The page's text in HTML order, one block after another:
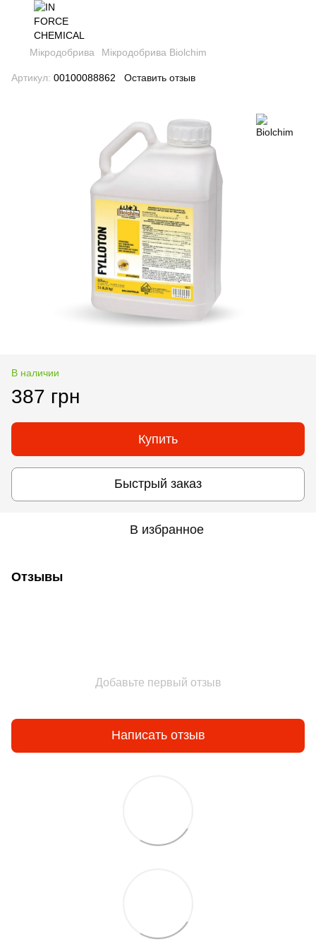
Мікродобрива Мікродобрива Biolchim
Артикул: 00100088862 Оставить отзыв
В наличии
387 грн
Купить
Быстрый заказ
В избранное
Отзывы
Добавьте первый отзыв
Написать отзыв